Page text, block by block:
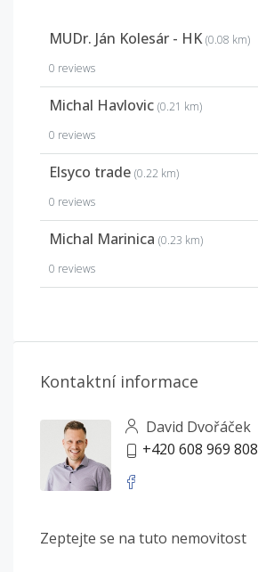
MUDr. Ján Kolesár - HK(0.08 km)
0 reviews
Michal Havlovic (0.21 km)
0 reviews
Elsyco trade (0.22 km)
0 reviews
Michal Marinica (0.23 km)
0 reviews
Kontaktní informace
David Dvořáček
+420 608 969 808
Zeptejte se na tuto nemovitost